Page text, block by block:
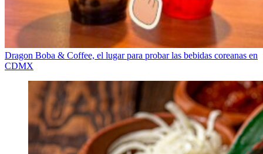
Dragon Boba & Coffee, el lugar para probar las bebidas coreanas en
CDMX